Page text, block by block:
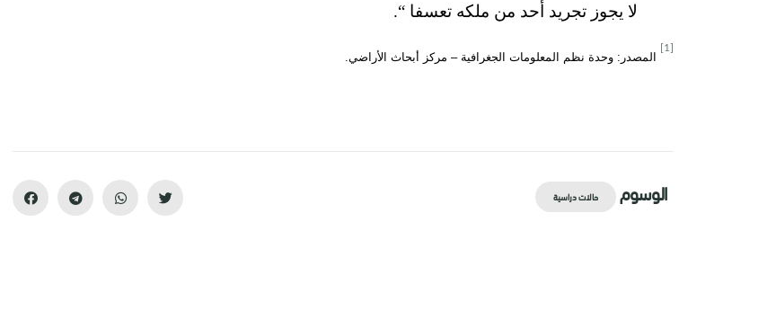
لا يجوز تجريد أحد من ملكه تعسفا “.
[1]
المصدر: وحدة نظم المعلومات الجغرافية – مركز أبحاث الأراضي.
الوسوم حالات دراسية